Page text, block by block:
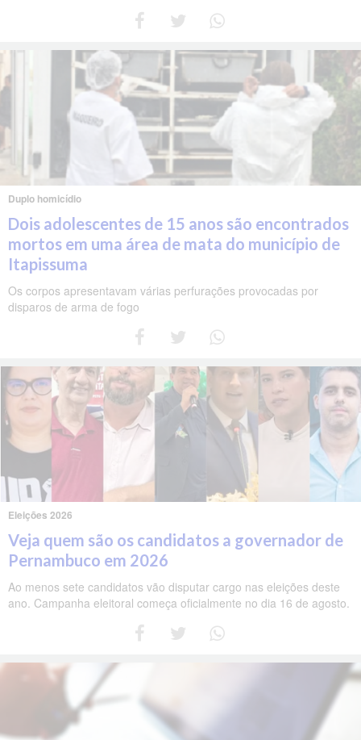
Duplo homicídio
Dois adolescentes de 15 anos são encontrados
mortos em uma área de mata do município de
Itapissuma
Os corpos apresentavam várias perfurações provocadas por
disparos de arma de fogo
Eleições 2026
Veja quem são os candidatos a governador de
Pernambuco em 2026
Ao menos sete candidatos vão disputar cargo nas eleições deste
ano. Campanha eleitoral começa oficialmente no dia 16 de agosto.